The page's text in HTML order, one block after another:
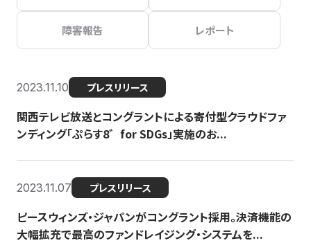
障害報告 レポート
2023.11.10 プレスリリース
関西テレビ放送とコングラントによる寄付型クラウドファ
ンディング「ぷらす8゛for SDGs」実施のお...
2023.11.07 プレスリリース
ピースウィンズ・ジャパンがコングラント採用。決済機能の
大幅拡充で最高のファンドレイジング・システムを...